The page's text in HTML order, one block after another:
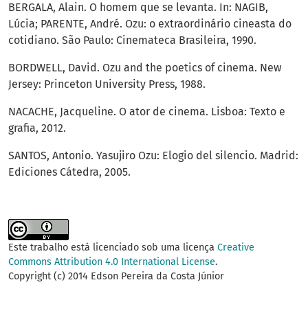
BERGALA, Alain. O homem que se levanta. In: NAGIB,
Lúcia; PARENTE, André. Ozu: o extraordinário cineasta do
cotidiano. São Paulo: Cinemateca Brasileira, 1990.
BORDWELL, David. Ozu and the poetics of cinema. New
Jersey: Princeton University Press, 1988.
NACACHE, Jacqueline. O ator de cinema. Lisboa: Texto e
grafia, 2012.
SANTOS, Antonio. Yasujiro Ozu: Elogio del silencio. Madrid:
Ediciones Cátedra, 2005.
Este trabalho está licenciado sob uma licença Creative
Commons Attribution 4.0 International License.
Copyright (c) 2014 Edson Pereira da Costa Júnior